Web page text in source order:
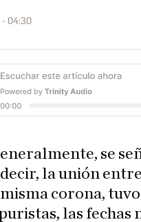
- 04:30
eneralmente, se
decir, la unión
misma corona,
las fechas